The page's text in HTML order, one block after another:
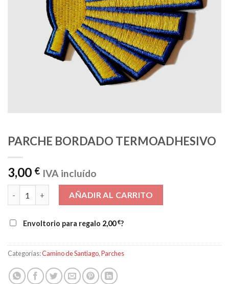
PARCHE BORDADO TERMOADHESIVO
3,00 € IVA incluído
PARCHE BORDADO TERMOADHESIVO cantidad
AÑADIR AL CARRITO
Envoltorio para regalo 2,00€?
Categorías:Camino de Santiago,Parches